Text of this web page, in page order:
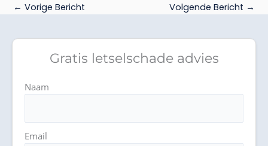
← Vorige Bericht Volgende Bericht →
Gratis letselschade advies
Naam
Email